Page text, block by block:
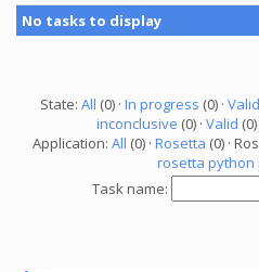
No tasks to display
State: All (0) · In progress (0) ·
inconclusive (0) · Valid (0)
Application: All (0) · Rosetta (0) ·
rosetta python
Task name: